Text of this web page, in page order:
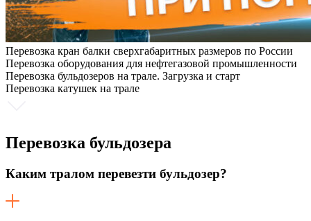
Перевозка кран балки сверхгабаритных размеров по России
Перевозка оборудования для нефтегазовой промышленности
Перевозка бульдозеров на трале. Загрузка и старт
Перевозка катушек на трале
Перевозка бульдозера
Каким тралом перевезти бульдозер?